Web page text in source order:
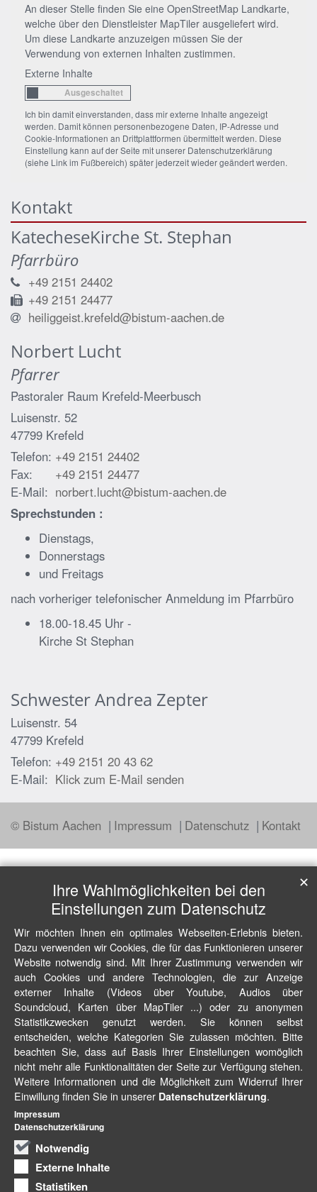
An dieser Stelle finden Sie eine OpenStreetMap Landkarte,
welche über den Dienstleister MapTiler ausgeliefert wird.
Um diese Landkarte anzuzeigen müssen Sie der
Verwendung von externen Inhalten zustimmen.
Externe Inhalte
Ich bin damit einverstanden, dass mir externe Inhalte angezeigt
werden. Damit können personenbezogene Daten, IP-Adresse und
Cookie-Informationen an Drittplattformen übermittelt werden. Diese
Einstellung kann auf der Seite mit unserer Datenschutzerklärung
(siehe Link im Fußbereich) später jederzeit wieder geändert werden.
Kontakt
KatecheseKirche St. Stephan
Pfarrbüro
+49 2151 24402
+49 2151 24477
heiliggeist.krefeld@bistum-aachen.de
Norbert Lucht
Pfarrer
Pastoraler Raum Krefeld-Meerbusch
Luisenstr. 52
47799 Krefeld
Telefon: +49 2151 24402
Fax:
+49 2151 24477
E-Mail: norbert.lucht@bistum-aachen.de
Sprechstunden :
Dienstags,
Donnerstags
und Freitags
nach vorheriger telefonischer Anmeldung im Pfarrbüro
18.00-18.45 Uhr -
Kirche St Stephan
SchwesterAndrea Zepter
Luisenstr. 54
47799 Krefeld
Telefon: +49 2151 20 43 62
E-Mail: Klick zum E-Mail senden
© Bistum Aachen Impressum Datenschutz Kontakt
Ihre Wahlmöglichkeiten bei den
Einstellungen zum Datenschutz
Wir möchten Ihnen ein optimales Webseiten-Erlebnis bieten.
Dazu verwenden wir Cookies, die für das Funktionieren unserer
Website notwendig sind. Mit Ihrer Zustimmung verwenden wir
auch Cookies und andere Technologien, die zur Anzeige
externer Inhalte (Videos über Youtube, Audios über
Soundcloud, Karten über MapTiler ...) oder zu anonymen
Statistikzwecken genutzt werden. Sie können selbst
entscheiden, welche Kategorien Sie zulassen möchten. Bitte
beachten Sie, dass auf Basis Ihrer Einstellungen womöglich
nicht mehr alle Funktionalitäten der Seite zur Verfügung stehen.
Weitere Informationen und die Möglichkeit zum Widerruf Ihrer
Einwillung finden Sie in unserer Datenschutzerklärung.
Notwendig
Externe Inhalte
Statistiken
✕
Impressum
Datenschutzerklärung